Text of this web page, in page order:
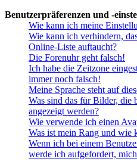
Benutzerpräferenzen und -
Wie kann ich meine
Wie kann ich verhindern,
Online-Liste auftaucht?
Die Forenuhr geht falsch!
Ich habe die Zeitzone
immer noch falsch!
Meine Sprache steht auf
Was sind das für Bilder, die
angezeigt werden?
Wie verwende ich einen
Was ist mein Rang und wie
Wenn ich bei einem
werde ich aufgefordert,